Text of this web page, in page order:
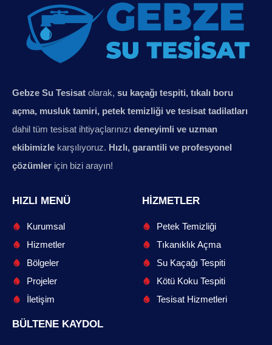
Gebze Su Tesisat olarak, su kaçağı tespiti, tıkalı boru
açma, musluk tamiri, petek temizliği ve tesisat tadilatları
dahil tüm tesisat ihtiyaçlarınızı deneyimli ve uzman
ekibimizle karşılıyoruz. Hızlı, garantili ve profesyonel
çözümler için bizi arayın!
HIZLI MENÜ
Kurumsal
Hizmetler
Bölgeler
Projeler
İletişim
HIZMETLER
Petek Temizliği
Tıkanıklık Açma
Su Kaçağı Tespiti
Kötü Koku Tespiti
Tesisat Hizmetleri
BÜLTENE KAYDOL